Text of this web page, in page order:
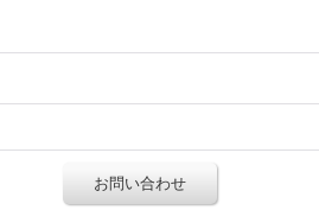
お問い合わせ